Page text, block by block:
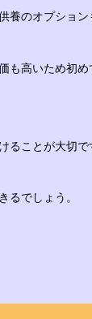
のオプション
も高いため初
ることが大切で
るでしょう。